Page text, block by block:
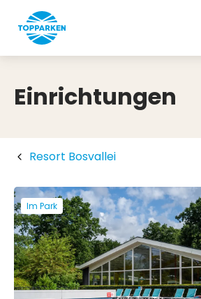
Einrichtungen
Resort Bosvallei
Im Park